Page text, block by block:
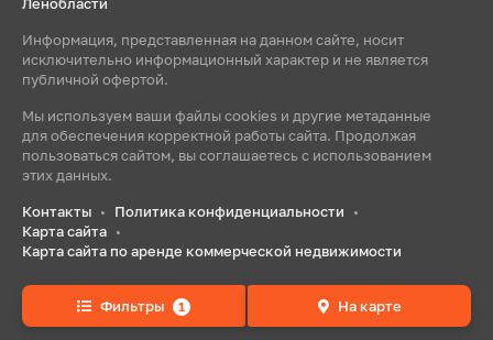
Информация, представленная на данном сайте, носит
исключительно информационный характер и не является
публичной офертой.
Мы используем ваши файлы cookies и другие метаданные
для обеспечения корректной работы сайта. Продолжая
пользоваться сайтом, вы соглашаетесь с использованием
этих данных.
Контакты • Политика конфиденциальности •
Карта сайта •
Карта сайта по аренде коммерческой недвижимости
Фильтры 1 На карте